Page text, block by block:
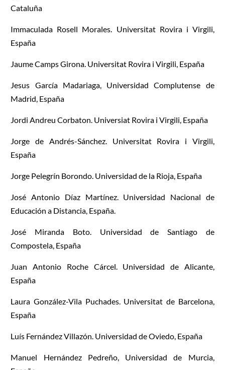
Cataluña
Immaculada Rosell Morales. Universitat Rovira i Virgili,
España
Jaume Camps Girona. Universitat Rovira i Virgili, España
Jesus García Madariaga, Universidad Complutense de
Madrid, España
Jordi Andreu Corbaton. Universiat Rovira i Virgili, España
Jorge de Andrés-Sánchez. Universitat Rovira i Virgili,
España
Jorge Pelegrín Borondo. Universidad de la Rioja, España
José Antonio Díaz Martínez. Universidad Nacional de
Educación a Distancia, España.
José Miranda Boto. Universidad de Santiago de
Compostela, España
Juan Antonio Roche Cárcel. Universidad de Alicante,
España
Laura González-Vila Puchades. Universitat de Barcelona,
España
Luís Fernández Villazón. Universidad de Oviedo, España
Manuel Hernández Pedreño, Universidad de Murcia,